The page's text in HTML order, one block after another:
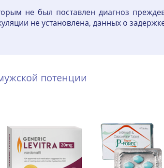
не был поставлен диагноз
не установлена, данных о
потенции